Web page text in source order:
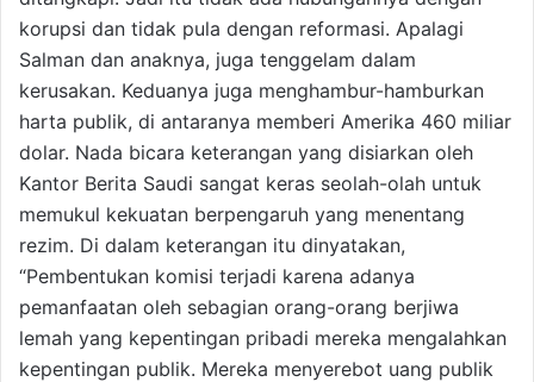
korupsi dan tidak pula dengan reformasi. Apalagi
Salman dan anaknya, juga tenggelam dalam
kerusakan. Keduanya juga menghambur-hamburkan
harta publik, di antaranya memberi Amerika 460 miliar
dolar. Nada bicara keterangan yang disiarkan oleh
Kantor Berita Saudi sangat keras seolah-olah untuk
memukul kekuatan berpengaruh yang menentang
rezim. Di dalam keterangan itu dinyatakan,
“Pembentukan komisi terjadi karena adanya
pemanfaatan oleh sebagian orang-orang berjiwa
lemah yang kepentingan pribadi mereka mengalahkan
kepentingan publik. Mereka menyerebot uang publik